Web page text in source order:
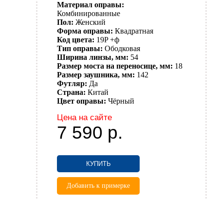
Материал оправы:
Комбинированные
Пол: Женский
Форма оправы: Квадратная
Код цвета: 19P +ф
Тип оправы: Ободковая
Ширина линзы, мм: 54
Размер моста на переносице, мм: 18
Размер заушника, мм: 142
Футляр: Да
Страна: Китай
Цвет оправы: Чёрный
Цена на сайте
7 590 р.
КУПИТЬ
Добавить к примерке